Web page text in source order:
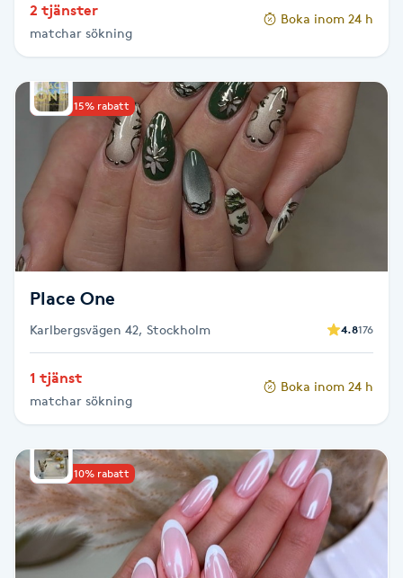
Kärlbehandling
L
Laserbehandling
Lashlift Keratin
LED-ljusterapi
Liktornar
LPG
LPG-behandling
LPG-massage
Luggklippning
Lymfmassage
Läpptatuering
2 tjänster
matchar sökning
Boka inom 24 h
Upp till 15% rabatt
Place One
Karlbergsvägen 42, Stockholm 4.8176
1 tjänst
matchar sökning
Boka inom 24 h
Upp till 10% rabatt